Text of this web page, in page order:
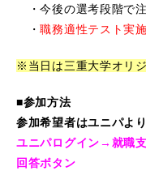
・今後の選考段階で
・職務適性テスト実施
※当日は三重大学オリ
■参加方法
参加希望者はユニパよ
ユニパログイン→就職
回答ボタン